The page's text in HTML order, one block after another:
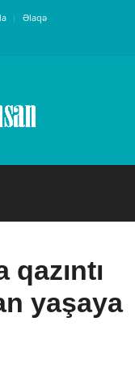
Əlaqə
yaşaya